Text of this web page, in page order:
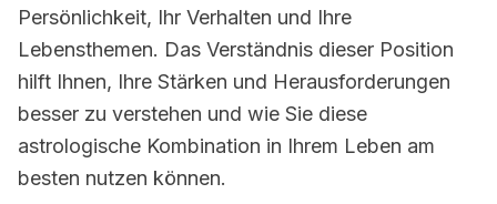
Persönlichkeit, Ihr Verhalten und Ihre
Lebensthemen. Das Verständnis dieser Position
hilft Ihnen, Ihre Stärken und Herausforderungen
besser zu verstehen und wie Sie diese
astrologische Kombination in Ihrem Leben am
besten nutzen können.